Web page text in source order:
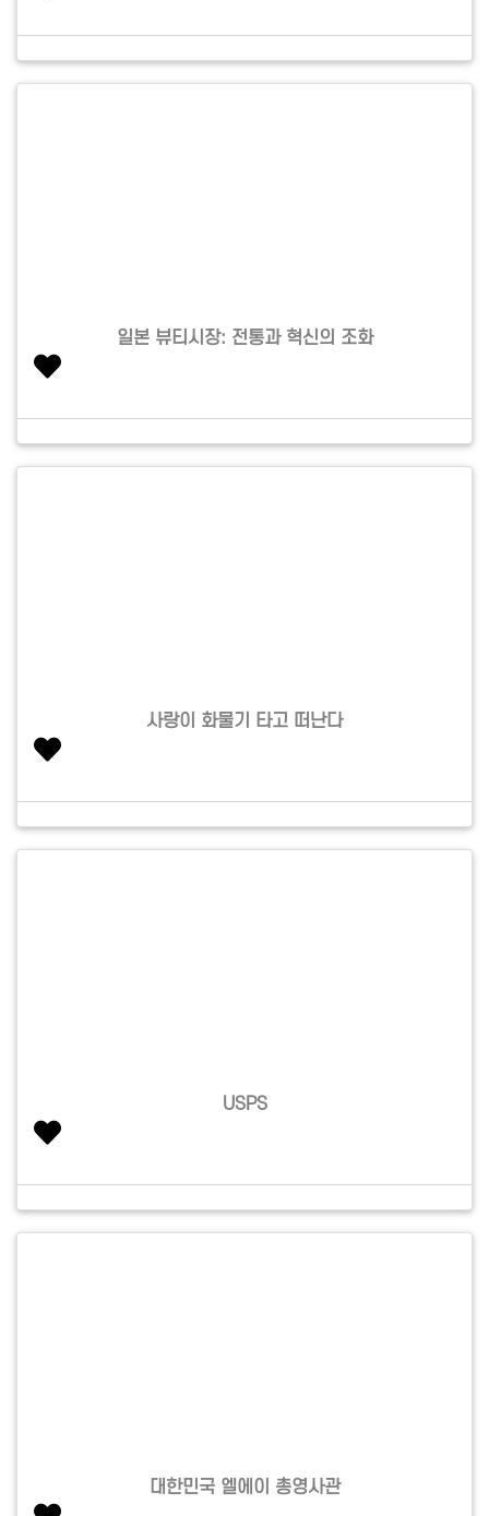
일본 뷰티시장: 전통과 혁신의 조화
사랑이 화물기 타고 떠난다
USPS
대한민국 엘에이 총영사관